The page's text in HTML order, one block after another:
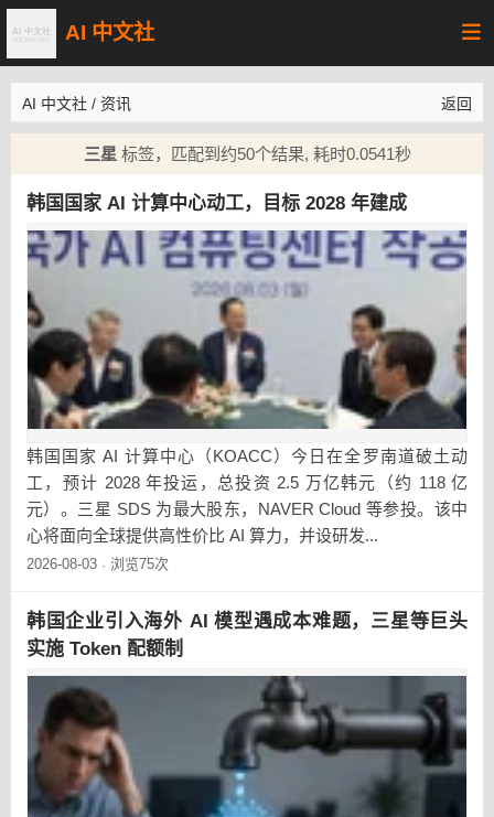
AI 中文社
AI 中文社 / 资讯 返回
三星 标签，匹配到约50个结果, 耗时0.0541秒
韩国国家 AI 计算中心动工，目标 2028 年建成
韩国国家 AI 计算中心（KOACC）今日在全罗南道破土动
工，预计 2028 年投运，总投资 2.5 万亿韩元（约 118 亿
元）。三星 SDS 为最大股东，NAVER Cloud 等参投。该中
心将面向全球提供高性价比 AI 算力，并设研发...
2026-08-03 · 浏览75次
韩国企业引入海外 AI 模型遇成本难题，三星等巨头
实施 Token 配额制